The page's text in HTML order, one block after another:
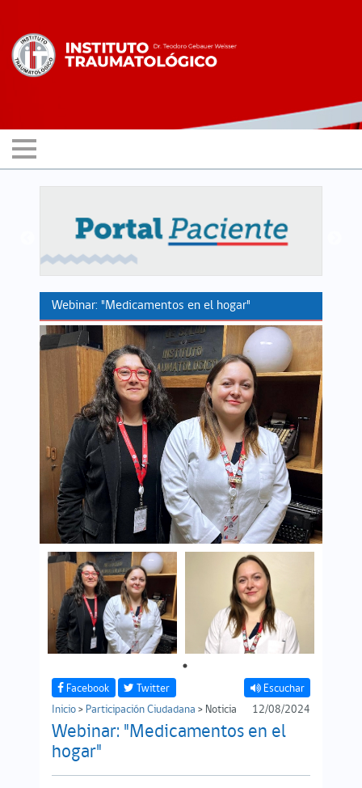
Webinar: "Medicamentos en el hogar"
Facebook Twitter
Escuchar
Inicio > Participación Ciudadana > Noticia 12/08/2024
Webinar: "Medicamentos en el
hogar"